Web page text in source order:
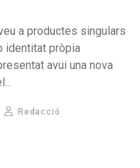
a productes singulars
identitat pròpia
avui una nova
Redacció